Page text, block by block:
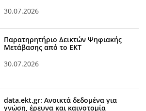
30.07.2026
Παρατηρητήριο Δεικτών Ψηφιακής
Μετάβασης από το ΕΚΤ
30.07.2026
data.ekt.gr: Ανοικτά δεδομένα για
γνώση, έρευνα και καινοτομία